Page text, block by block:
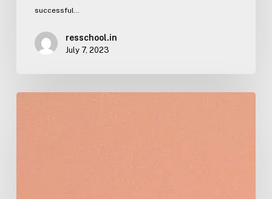
successful…
resschool.in
July 7, 2023